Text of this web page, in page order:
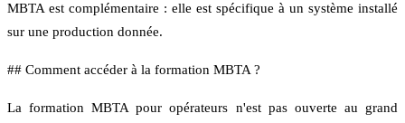
MBTA est complémentaire : elle est spécifique à un système installé
sur une production donnée.
## Comment accéder à la formation MBTA ?
La formation MBTA pour opérateurs n'est pas ouverte au grand